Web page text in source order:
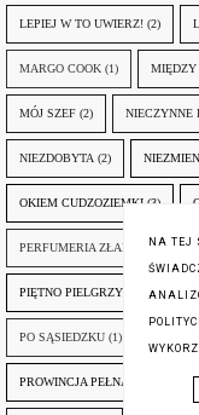
LEPIEJ W TO UWIERZ! (2)
MARGO COOK (1) MIĘDZY
MÓJ SZEF (2) NIECZYNNE
NIEZDOBYTA (2)
OKIEM CUDZOZIEMKI (3)
PERFUMERIA ZŁAMANYCH
PIĘTNO PIELGRZYMA (3)
PO SĄSIEDZKU (1)
PROWINCJA PEŁNA...
NA TEJ